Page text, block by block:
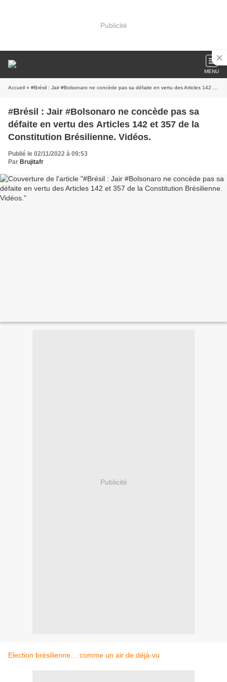
Publicité
MENU
Accueil » #Brésil : Jair #Bolsonaro ne concède pas sa défaite en vertu des Articles 142 et 357 de la Constitution Brésilienne. Vidéos.
#Brésil : Jair #Bolsonaro ne concède pas sa
défaite en vertu des Articles 142 et 357 de la
Constitution Brésilienne. Vidéos.
Publié le 02/11/2022 à 09:53
Par Brujitafr
Publicité
Election brésilienne… comme un air de déjà-vu